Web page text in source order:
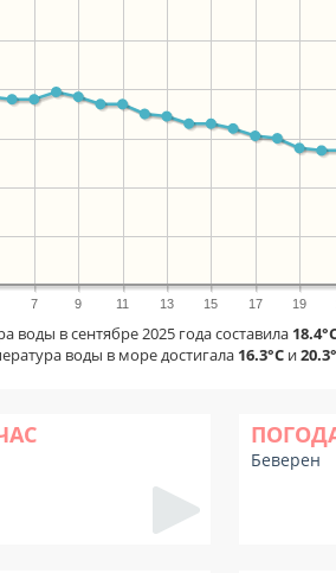
7 9 11 13 15 17 19
воды в сентябре 2025 года составила
воды в море достигала 16.3°C и
Беверен